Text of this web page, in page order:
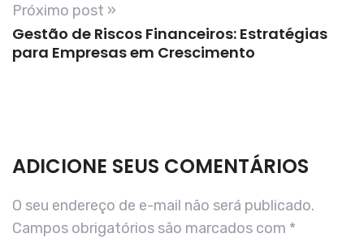
Próximo post »
Gestão de Riscos Financeiros: Estratégias
para Empresas em Crescimento
ADICIONE SEUS COMENTÁRIOS
O seu endereço de e-mail não será publicado.
Campos obrigatórios são marcados com *